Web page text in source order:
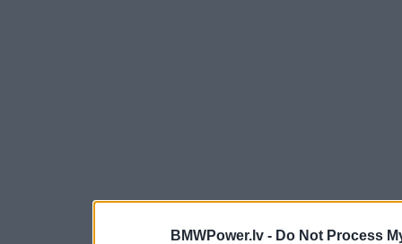
BMWPower.lv - Do Not Process